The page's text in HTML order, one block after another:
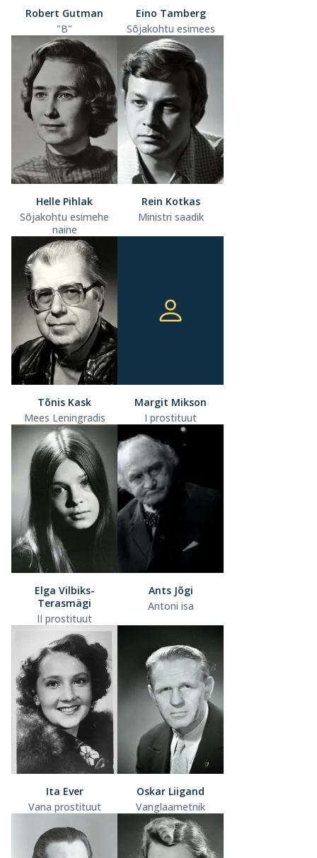
Robert Gutman
"B"
Eino Tamberg
Sõjakohtu esimees
Helle Pihlak
Sõjakohtu esimehe
naine
Rein Kotkas
Ministri saadik
Tõnis Kask
Mees Leningradis
Margit Mikson
I prostituut
Elga Vilbiks-
Terasmägi
II prostituut
Ants Jõgi
Antoni isa
Ita Ever
Vana prostituut
Oskar Liigand
Vanglaametnik